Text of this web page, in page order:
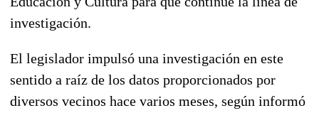
investigación.
El legislador impulsó una investigación en este
sentido a raíz de los datos proporcionados por
diversos vecinos hace varios meses, según informó